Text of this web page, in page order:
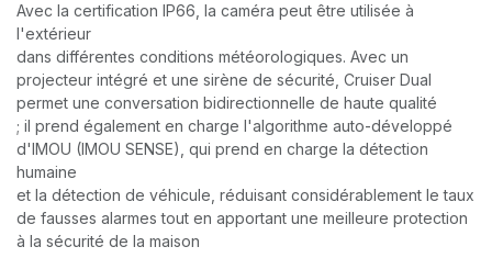
Avec la certification IP66, la caméra peut être utilisée à
l'extérieur
dans différentes conditions météorologiques. Avec un
projecteur intégré et une sirène de sécurité, Cruiser Dual
permet une conversation bidirectionnelle de haute qualité
; il prend également en charge l'algorithme auto-développé
d'IMOU (IMOU SENSE), qui prend en charge la détection
humaine
et la détection de véhicule, réduisant considérablement le taux
de fausses alarmes tout en apportant une meilleure protection
à la sécurité de la maison